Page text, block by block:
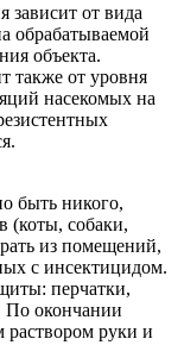
зависит от вида
обрабатываемой
объекта.
также от уровня
насекомых на
быть никого,
(коты, собаки,
из помещений,
с инсектицидом.
перчатки,
По окончании
руки и